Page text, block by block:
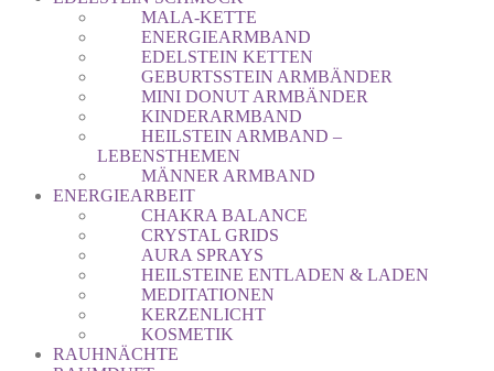
MALA-KETTE
ENERGIEARMBAND
EDELSTEIN KETTEN
GEBURTSSTEIN ARMBÄNDER
MINI DONUT ARMBÄNDER
KINDERARMBAND
HEILSTEIN ARMBAND –
LEBENSTHEMEN
MÄNNER ARMBAND
ENERGIEARBEIT
CHAKRA BALANCE
CRYSTAL GRIDS
AURA SPRAYS
HEILSTEINE ENTLADEN & LADEN
MEDITATIONEN
KERZENLICHT
KOSMETIK
RAUHNÄCHTE